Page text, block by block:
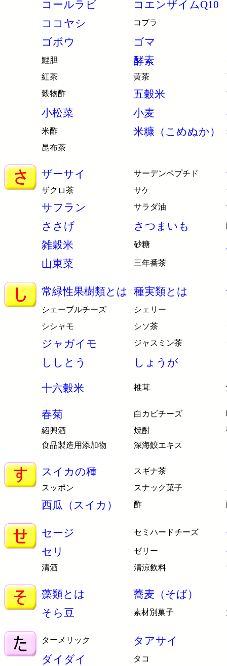
コールラビ コエンザイムQ10
ココヤシ コブラ
ゴボウ
ゴマ
鯉胆 酵素
紅茶 黄茶
穀物酢
五穀米
小松菜 小麦
米酢 米糠（こめぬか）
昆布茶
ザーサイ サーデンペプチド
ザクロ茶 サケ
サフラン サラダ油
ささげ さつまいも
雑穀米 砂糖
山東菜
三年番茶
常緑性果樹類とは 種実類とは
シェーブルチーズ シェリー
シシャモ シソ茶
ジャガイモ ジャスミン茶
ししとう しょうが
十六穀米 椎茸
春菊 白カビチーズ
紹興酒
焼酎
食品製造用添加物
深海鮫エキス
スイカの種 スギナ茶
スッポン スナック菓子
西瓜（スイカ） 酢
セージ セミハードチーズ
セリ
ゼリー
清酒 清涼飲料
藻類とは 蕎麦（そば）
そら豆
素材別菓子
ターメリック タアサイ
ダイダイ タコ